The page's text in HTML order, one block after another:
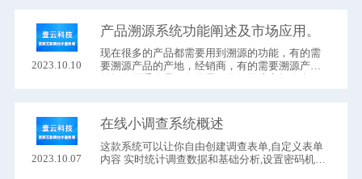
2023.10.10
产品溯源系统功能阐述及市场应用。
现在很多的产品都需要用到溯源的功能，有的需
要溯源产品的产地，经销商，有的需要溯源产品
2023.10.07
在线小调查系统概述
这款系统可以让你自由创建调查表单,自定义表单
内容 实时统计调查数据和基础分析,设置密码机制